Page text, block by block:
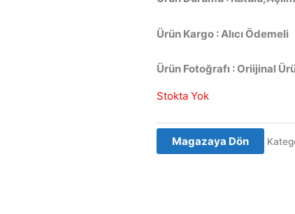
Ürün Kargo : Alıcı Ödemeli
Ürün Fotoğrafı : Oriijinal
Stokta Yok
Magazaya Dön